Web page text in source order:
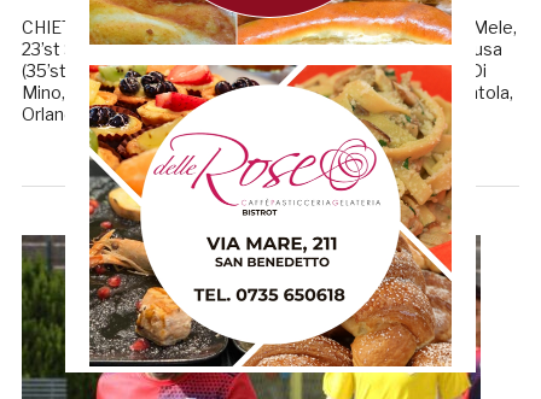
CHIETI-PORTO D’ASCOLI 2-1 MARCATORI: 22’pt (rigore) Mele,
23’st Spagna, 50’st Puglielli. CHIETI: Forti, Di Renzo, Siragusa
(35’st Puglielli), Mele (29’st Verna), Bassini, Pietrantonio, Di
Mino, Mariani (42’st Coulibaly), Fabrizi (18’st El Ouazni), Ventola,
Orlando. A […]